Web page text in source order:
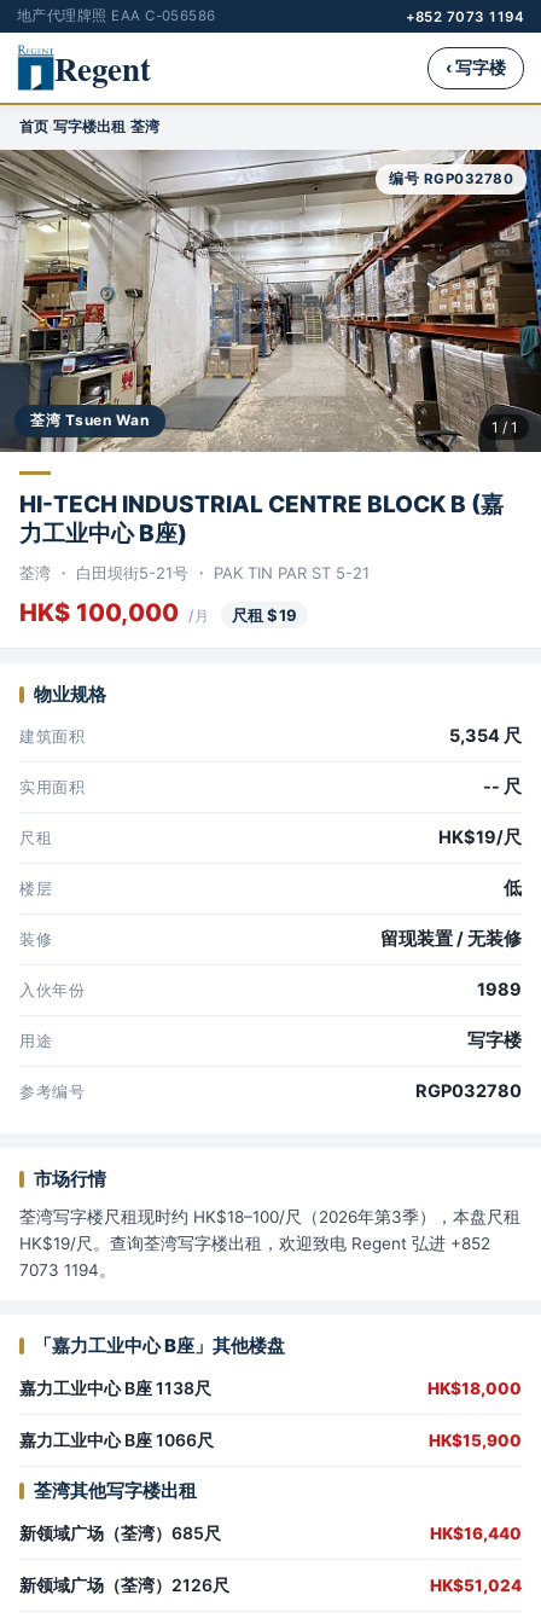
地产代理牌照 EAA C-056586 +852 7073 1194
Regent ‹ 写字楼
首页›写字楼出租›荃湾
荃湾 Tsuen Wan
编号 RGP032780
1 / 1
HI-TECH INDUSTRIAL CENTRE BLOCK B (嘉
力工业中心 B座)
荃湾 ・ 白田坝街5-21号 ・ PAK TIN PAR ST 5-21
HK$ 100,000 /月 尺租 $19
物业规格
建筑面积 5,354 尺
实用面积 -- 尺
尺租 HK$19/尺
楼层 低
装修 留现装置 / 无装修
入伙年份 1989
用途 写字楼
参考编号 RGP032780
市场行情
荃湾写字楼尺租现时约 HK$18–100/尺（2026年第3季），本盘尺租
HK$19/尺。查询荃湾写字楼出租，欢迎致电 Regent 弘进 +852
7073 1194。
「嘉力工业中心 B座」其他楼盘
嘉力工业中心 B座 1138尺 HK$18,000
嘉力工业中心 B座 1066尺 HK$15,900
荃湾其他写字楼出租
新领域广场（荃湾）685尺 HK$16,440
新领域广场（荃湾）2126尺 HK$51,024